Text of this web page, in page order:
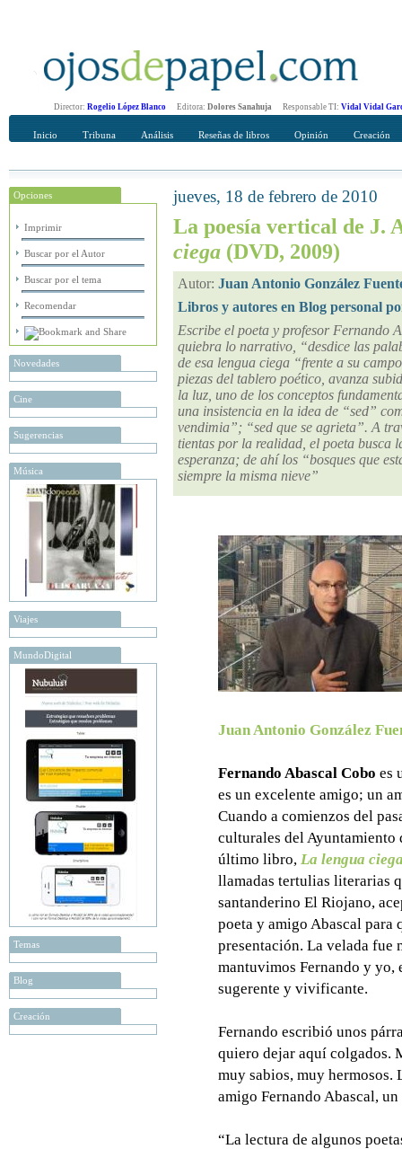
Director: Rogelio López Blanco Editora: Dolores Sanahuja Responsable TI: Vidal Vidal
Inicio Tribuna Análisis Reseñas de libros Opinión Creación
Opciones
Imprimir
Buscar por el Autor
Buscar por el tema
Recomendar
Novedades
Cine
Sugerencias
Música
Viajes
MundoDigital
Temas
Blog
Creación
Recomendar
jueves, 18 de febrero de 2010
La poesía vertical de J.
ciega (DVD, 2009)
Autor: Juan Antonio González
Libros y autores en Blog personal
Escribe el poeta y profesor Fernando
quiebra lo narrativo, “desdice las
de esa lengua ciega “frente a su
piezas del tablero poético, avanza
la luz, uno de los conceptos
una insistencia en la idea de “sed”
vendimia”; “sed que se agrieta”. A
tientas por la realidad, el poeta busca
esperanza; de ahí los “bosques que
siempre la misma nieve”
Juan Antonio González
Fernando Abascal Cobo es
es un excelente amigo; un
Cuando a comienzos del
culturales del Ayuntamiento
último libro, La lengua
llamadas tertulias literarias
santanderino El Riojano,
poeta y amigo Abascal para
presentación. La velada fue
mantuvimos Fernando y
sugerente y vivificante.
Fernando escribió unos
quiero dejar aquí colgados.
muy sabios, muy hermosos.
amigo Fernando Abascal, un
“La lectura de algunos